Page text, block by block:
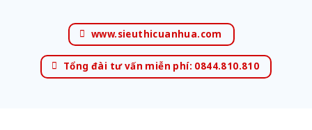
www.sieuthicuanhua.com
Tổng đài tư vấn miễn phí: 0844.810.810